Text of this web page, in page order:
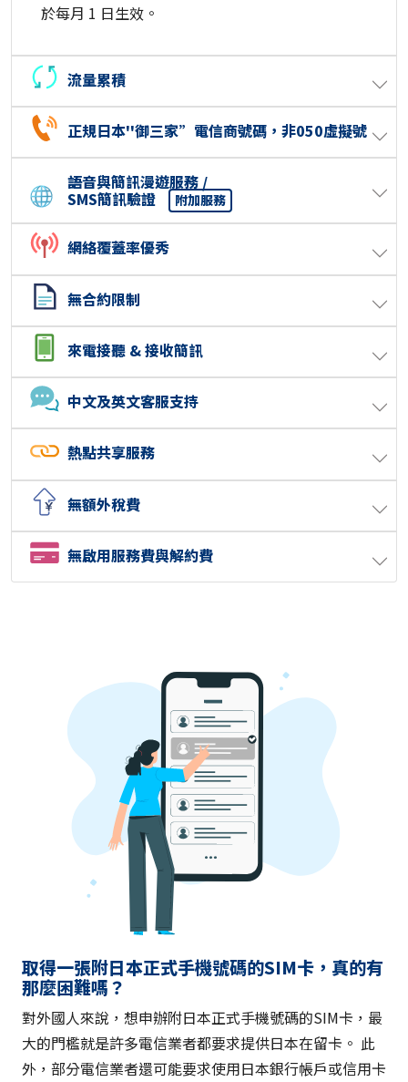
於每月 1 日生效。
流量累積
正規日本''御三家”電信商號碼，非050虛擬號
語音與簡訊漫遊服務 /
SMS簡訊驗證 附加服務
網絡覆蓋率優秀
無合約限制
來電接聽 & 接收簡訊
中文及英文客服支持
熱點共享服務
無額外稅費
無啟用服務費與解約費
取得一張附日本正式手機號碼的SIM卡，真的有
那麼困難嗎？
對外國人來說，想申辦附日本正式手機號碼的SIM卡，最
大的門檻就是許多電信業者都要求提供日本在留卡。 此
外，部分電信業者還可能要求使用日本銀行帳戶或信用卡